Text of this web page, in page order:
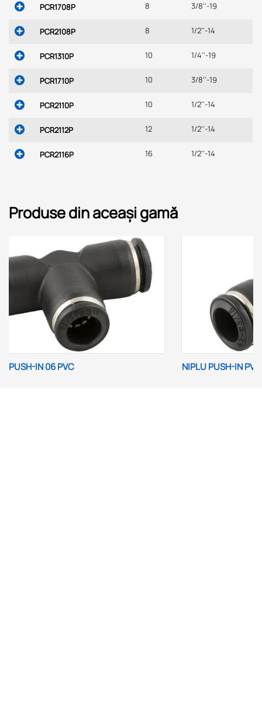
PCR1708P 8 3/8''-19
PCR2108P 8 1/2''-14
PCR1310P 10 1/4''-19
PCR1710P 10 3/8''-19
PCR2110P 10 1/2''-14
PCR2112P 12 1/2''-14
PCR2116P 16 1/2''-14
Produse din aceași gamă
NIPLU PUSH-IN PVC